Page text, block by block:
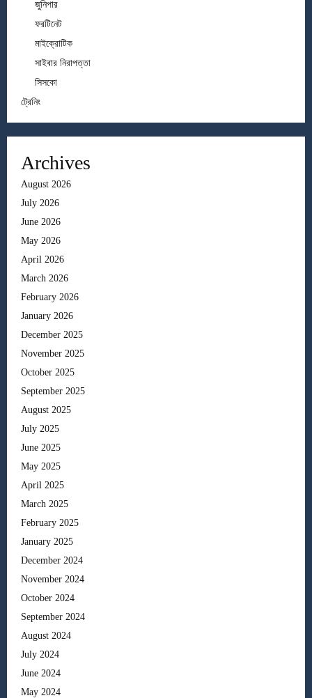
জুনিপার
ফরটিনেট
মাইক্রোটিক
সাইবার নিরাপত্তা
সিসকো
ট্রেনিং
Archives
August 2026
July 2026
June 2026
May 2026
April 2026
March 2026
February 2026
January 2026
December 2025
November 2025
October 2025
September 2025
August 2025
July 2025
June 2025
May 2025
April 2025
March 2025
February 2025
January 2025
December 2024
November 2024
October 2024
September 2024
August 2024
July 2024
June 2024
May 2024